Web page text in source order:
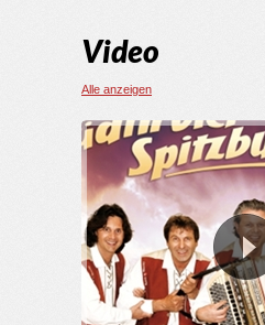
Video
Alle anzeigen